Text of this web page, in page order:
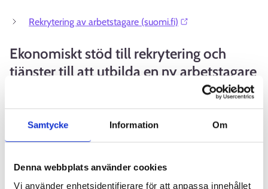
Samtycke Information Om
Denna webbplats använder cookies
Vi använder enhetsidentifierare för att anpassa innehållet
Rekrytering av arbetstagare (suomi.fi)⁠⁠⁠
Ekonomiskt stöd till rekrytering och
tjänster till att utbilda en ny arbetstagare
v AN-byrån
sysselsättningsstöd avseende personer som fyltt 55 år och
stöd för specialarrangemang på arbetsplatsen, baseras på
arbetssökande behöver hjälp med att sysselsättas, och som